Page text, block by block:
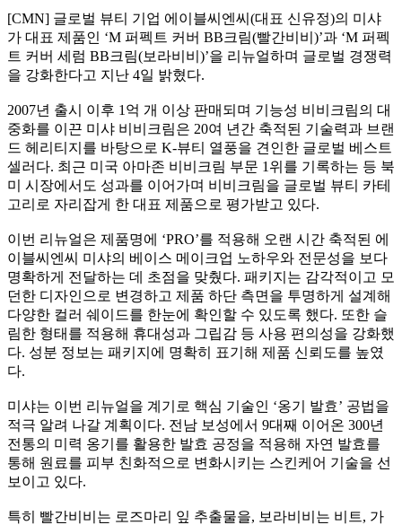
[CMN] 글로벌 뷰티 기업 에이블씨엔씨(대표 신유정)의 미샤
가 대표 제품인 ‘M 퍼펙트 커버 BB크림(빨간비비)’과 ‘M 퍼펙
트 커버 세럼 BB크림(보라비비)’을 리뉴얼하며 글로벌 경쟁력
을 강화한다고 지난 4일 밝혔다.
2007년 출시 이후 1억 개 이상 판매되며 기능성 비비크림의 대
중화를 이끈 미샤 비비크림은 20여 년간 축적된 기술력과 브랜
드 헤리티지를 바탕으로 K-뷰티 열풍을 견인한 글로벌 베스트
셀러다. 최근 미국 아마존 비비크림 부문 1위를 기록하는 등 북
미 시장에서도 성과를 이어가며 비비크림을 글로벌 뷰티 카테
고리로 자리잡게 한 대표 제품으로 평가받고 있다.
이번 리뉴얼은 제품명에 ‘PRO’를 적용해 오랜 시간 축적된 에
이블씨엔씨 미샤의 베이스 메이크업 노하우와 전문성을 보다
명확하게 전달하는 데 초점을 맞췄다. 패키지는 감각적이고 모
던한 디자인으로 변경하고 제품 하단 측면을 투명하게 설계해
다양한 컬러 쉐이드를 한눈에 확인할 수 있도록 했다. 또한 슬
림한 형태를 적용해 휴대성과 그립감 등 사용 편의성을 강화했
다. 성분 정보는 패키지에 명확히 표기해 제품 신뢰도를 높였
다.
미샤는 이번 리뉴얼을 계기로 핵심 기술인 ‘옹기 발효’ 공법을
적극 알려 나갈 계획이다. 전남 보성에서 9대째 이어온 300년
전통의 미력 옹기를 활용한 발효 공정을 적용해 자연 발효를
통해 원료를 피부 친화적으로 변화시키는 스킨케어 기술을 선
보이고 있다.
특히 빨간비비는 로즈마리 잎 추출물을, 보라비비는 비트, 가